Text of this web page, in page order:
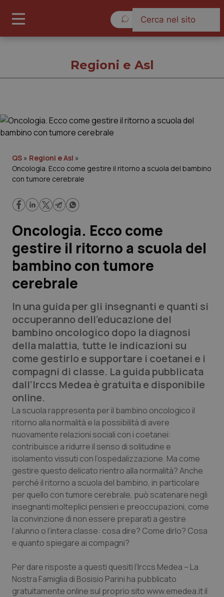
Governo e Parlamento
Regioni e Asl
Lavoro e Professioni
Scienza e Farmaci
Studi e Analisi
Lettere al direttore
Edizioni Regionali
QS Pro
Professionisti Sanitari.AI
Abruzzo
Basilicata
Calabria
Campania
Emilia-Romagna
Friuli Venezia Giulia
Lazio
Liguria
QS Pro Gold
Artrite & artrosi
Asma & BPCO
Car-T
Colesterolo & coronaropatie
Dermatite Atopica
Diabete & glucometri
Disturbi dell’umore
QS Club Newsletter
Regioni e Asl
QS » Regioni e Asl »
Oncologia. Ecco come gestire il ritorno a scuola del bambino
con tumore cerebrale
Oncologia. Ecco come
gestire il ritorno a scuola del
bambino con tumore
cerebrale
In una guida per gli insegnanti e quanti si
occuperanno dell’educazione del
bambino oncologico dopo la diagnosi
della malattia, tutte le indicazioni su
come gestirlo e supportare i coetanei e i
compagni di classe. La guida pubblicata
dall’Irccs Medea è gratuita e disponibile
online.
La scuola rappresenta per il bambino oncologico il
ritorno alla normalità e la possibilità di avere
nuovamente relazioni sociali con i coetanei:
contribuisce a ridurre il senso di solitudine e
isolamento vissuti con l’ospedalizzazione. Ma come
gestire questo delicato rientro alla normalità? Anche
perché il ritorno a scuola del bambino, in particolare
per quello con tumore cerebrale, può scatenare negli
insegnanti molteplici pensieri e preoccupazioni, come
la convinzione di non essere preparati a gestire
l’alunno o l’intera classe: cosa dire? Come dirlo? Cosa
e quanto spiegare ai compagni?
Per dare risposte a questi quesiti l’Irccs Medea – La
Nostra Famiglia di Bosisio Parini ha pubblicato
gratuitamente online sul proprio sito www.emedea.it il